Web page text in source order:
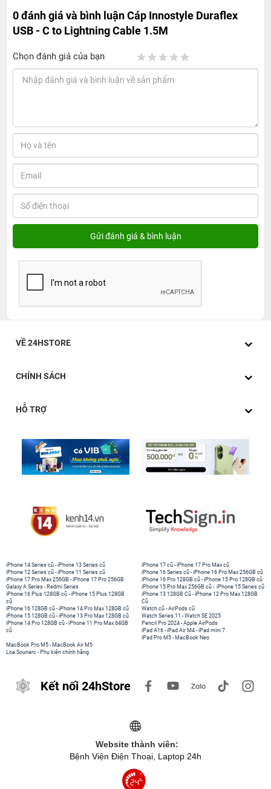
0 đánh giá và bình luậnCáp Innostyle Duraflex
USB - C to Lightning Cable 1.5M
Chọn đánh giá của bạn
VỀ 24HSTORE
CHÍNH SÁCH
HỖ TRỢ
iPhone 14 Series cũ -iPhone 13 Series cũ
iPhone 12 Series cũ -iPhone 11 Series cũ
iPhone 17 Pro Max 256GB -iPhone 17 Pro 256GB
Galaxy A Series - Redmi Series
iPhone 17 cũ -iPhone 17 Pro Max cũ
iPhone 16 Series cũ - iPhone 16 Pro Max 256GB cũ
iPhone 16 Pro 128GB cũ -iPhone 15 Pro 128GB cũ
iPhone 15 Pro Max 256GB cũ - iPhone 15 Series cũ
iPhone 16 Plus 128GB cũ -iPhone 15 Plus 128GB
cũ
iPhone 16 128GB cũ -iPhone 14 Pro Max 128GB cũ
iPhone 15 128GB cũ -iPhone 13 Pro Max 128GB cũ
iPhone 14 Pro 128GB cũ -iPhone 11 Pro Max 64GB
cũ
iPhone 13 128GB Cũ -iPhone 12 Pro Max 128GB
Cũ
Watch cũ -AirPods cũ
Watch Series 11 -Watch SE 2025
Pencil Pro 2024 -Apple AirPods
iPad A16 -iPad Air M4 -iPad mini 7
iPad Pro M5 - MacBook Neo
MacBook Pro M5 - MacBook Air M5
Loa Sounarc - Phụ kiện chính hãng
Kết nối 24hStore
Website thành viên:
Bệnh Viện Điện Thoại, Laptop 24h